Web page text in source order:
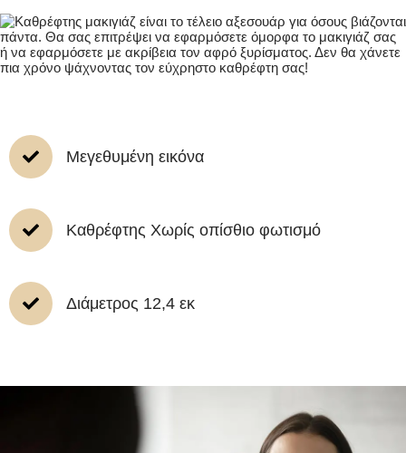
Μεγεθυμένη εικόνα
Καθρέφτης Χωρίς οπίσθιο φωτισμό
Διάμετρος 12,4 εκ